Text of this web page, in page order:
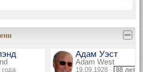
года
Адам Уэст
Adam West
19.09.1928 · 88 лет